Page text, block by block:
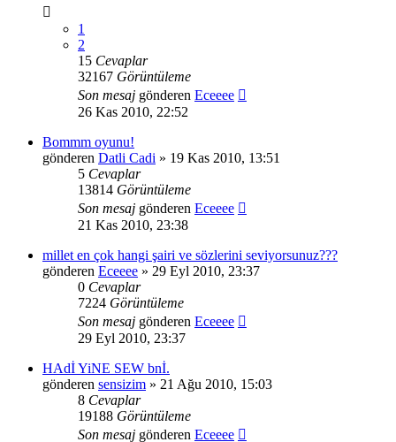
1
2
15 Cevaplar
32167 Görüntüleme
Son mesaj gönderen Eceeee
26 Kas 2010, 22:52
Bommm oyunu!
gönderen Datli Cadi » 19 Kas 2010, 13:51
5 Cevaplar
13814 Görüntüleme
Son mesaj gönderen Eceeee
21 Kas 2010, 23:38
millet en çok hangi şairi ve sözlerini seviyorsunuz???
gönderen Eceeee » 29 Eyl 2010, 23:37
0 Cevaplar
7224 Görüntüleme
Son mesaj gönderen Eceeee
29 Eyl 2010, 23:37
HAdİ YiNE SEW bnİ.
gönderen sensizim » 21 Ağu 2010, 15:03
8 Cevaplar
19188 Görüntüleme
Son mesaj gönderen Eceeee